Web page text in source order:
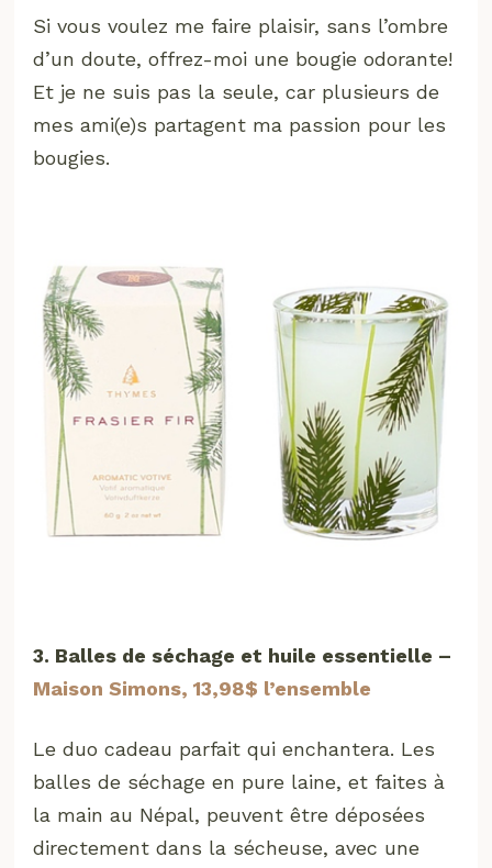
Si vous voulez me faire plaisir, sans l’ombre
d’un doute, offrez-moi une bougie odorante!
Et je ne suis pas la seule, car plusieurs de
mes ami(e)s partagent ma passion pour les
bougies.
3. Balles de séchage et huile essentielle –
Maison Simons, 13,98$ l’ensemble
Le duo cadeau parfait qui enchantera. Les
balles de séchage en pure laine, et faites à
la main au Népal, peuvent être déposées
directement dans la sécheuse, avec une